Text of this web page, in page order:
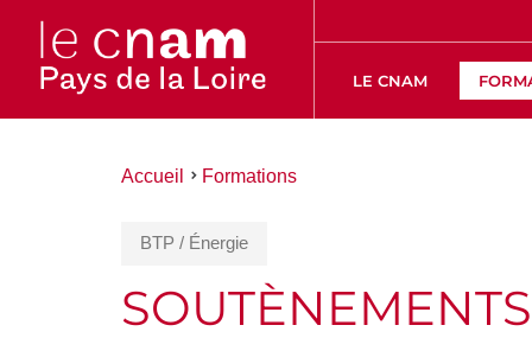
LE CNAM
Vous
Accueil Formations
BTP / Énergie
SOUTÈNEMENTS